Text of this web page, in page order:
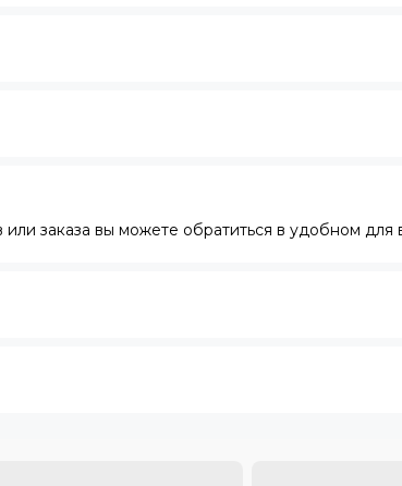
заказа вы можете обратиться в удобном для